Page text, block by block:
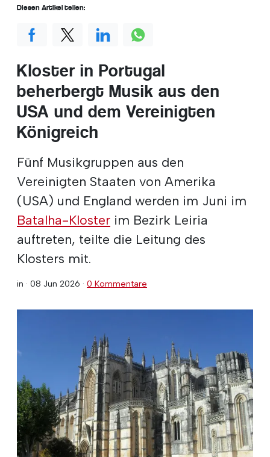
Kloster in Portugal
beherbergt Musik aus den
USA und dem Vereinigten
Königreich
Fünf Musikgruppen aus den
Vereinigten Staaten von Amerika
(USA) und England werden im Juni im
Batalha-Kloster im Bezirk Leiria
auftreten, teilte die Leitung des
Klosters mit.
in · 08 Jun 2026 · 0 Kommentare
Diesen Artikel teilen: